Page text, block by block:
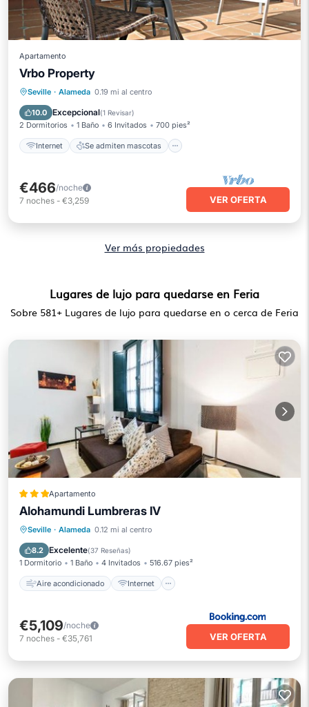
Apartamento
Vrbo Property
Seville · Alameda 0.19 mi al centro
10.0 Excepcional(1 Revisar)
2 Dormitorios 1 Baño 6 Invitados 700 pies²
Internet Se admiten mascotas
Internet
Se admiten mascotas
Apto para niños
€466/noche
7 noches - €3,259 VER OFERTA
Ver más propiedades
Lugares de lujo para quedarse en Feria
Sobre 581+ Lugares de lujo para quedarse en o cerca de Feria
Apartamento
Alohamundi Lumbreras IV
Seville · Alameda 0.12 mi al centro
8.2 Excelente(37 Reseñas)
1 Dormitorio 1 Baño 4 Invitados 516.67 pies²
Aire acondicionado Internet
Aire acondicionado
Apto para niños
€5,109/noche
7 noches - €35,761 VER OFERTA